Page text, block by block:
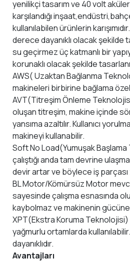
yenilikçi tasarım ve 40 volt
karşılandığı
kullanılabilen ürünlerin
derece dayanıklı olacak şekilde
su geçirmez üç katmanlı bir
korunaklı olacak şekilde
AWS( Uzaktan Bağlanma
makineleri birbirine bağlama
AVT(Titreşim Önleme
oluşan titreşim, makine içinde
yansıma azaltılır. Kullanıcı
makineyi kullanabilir.
Soft No Load(Yumuşak
çalıştığı anda tam devrine
devir artar ve böylece iş
BL Motor/Kömürsüz Motor
sayesinde çalışma esnasında
kaybolmaz ve makinenin
XPT(Ekstra Koruma
yağmurlu ortamlarda
dayanıklıdır.
Avantajları